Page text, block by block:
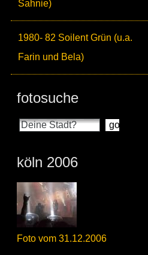
Sahnie)
1980- 82 Soilent Grün (u.a.
Farin und Bela)
fotosuche
köln 2006
Foto vom 31.12.2006